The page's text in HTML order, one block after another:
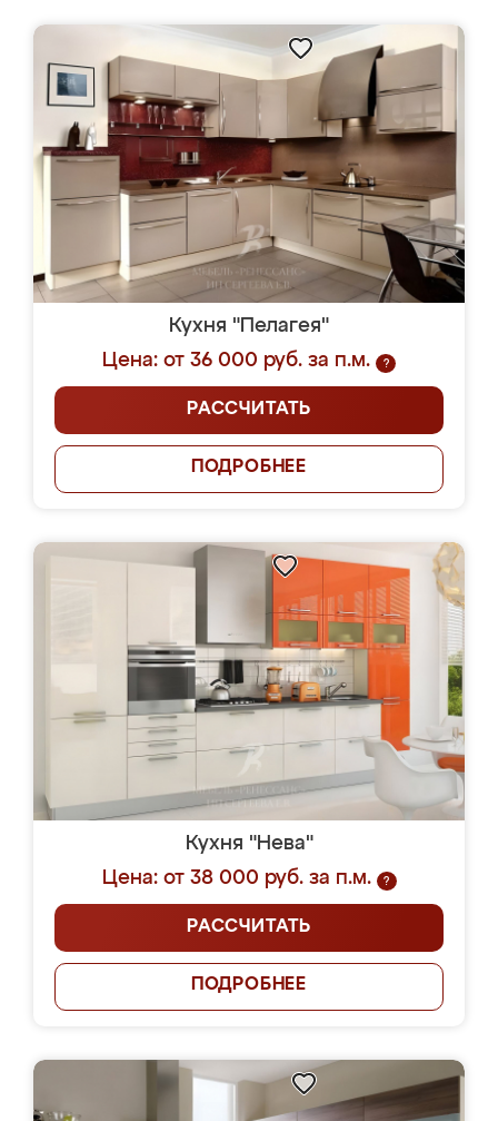
Кухня "Пелагея"
Цена: от 36 000 руб. за п.м.
?
РАССЧИТАТЬ
ПОДРОБНЕЕ
Кухня "Нева"
Цена: от 38 000 руб. за п.м.
?
РАССЧИТАТЬ
ПОДРОБНЕЕ